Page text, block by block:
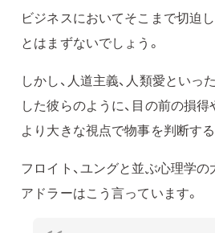
ビジネスにおいてそこまで切迫
とはまずないでしょう。
しかし、人道主義、人類愛とい
した彼らのように、目の前の損得
より大きな視点で物事を判断す
フロイト、ユングと並ぶ心理学の
アドラーはこう言っています。